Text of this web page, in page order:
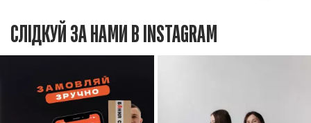
СЛІДКУЙ ЗА НАМИ В INSTAGRAM